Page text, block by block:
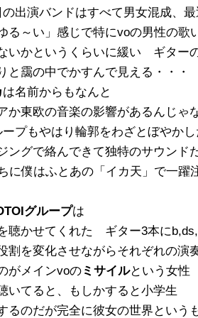
出演バンドはすべて男女混成、
る～い」感じで特にvoの男性の歌
いかというくらいに緩い ギター
と靄の中でかすんで見える・・・
は名前からもなんと
か東欧の音楽の影響があるんじゃ
プもやはり輪郭をわざとぼやか
ングで絡んできて独特のサウン
に僕はふとあの「イカ天」で一躍
グループは
聴かせてくれた ギター3本に
割を変化させながらそれぞれの演
がメインvoの ミサイルという女性
いてると、もしかすると小学生
るのだが完全に彼女の世界という